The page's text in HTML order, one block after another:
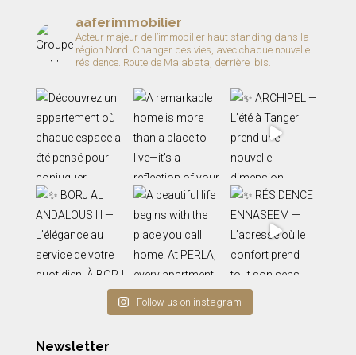
aaferimmobilier
Acteur majeur de l’immobilier haut standing dans la
région Nord. Changer des vies, avec chaque nouvelle
résidence. Route de Malabata, derrière Ibis.
Follow us on instagram
Newsletter